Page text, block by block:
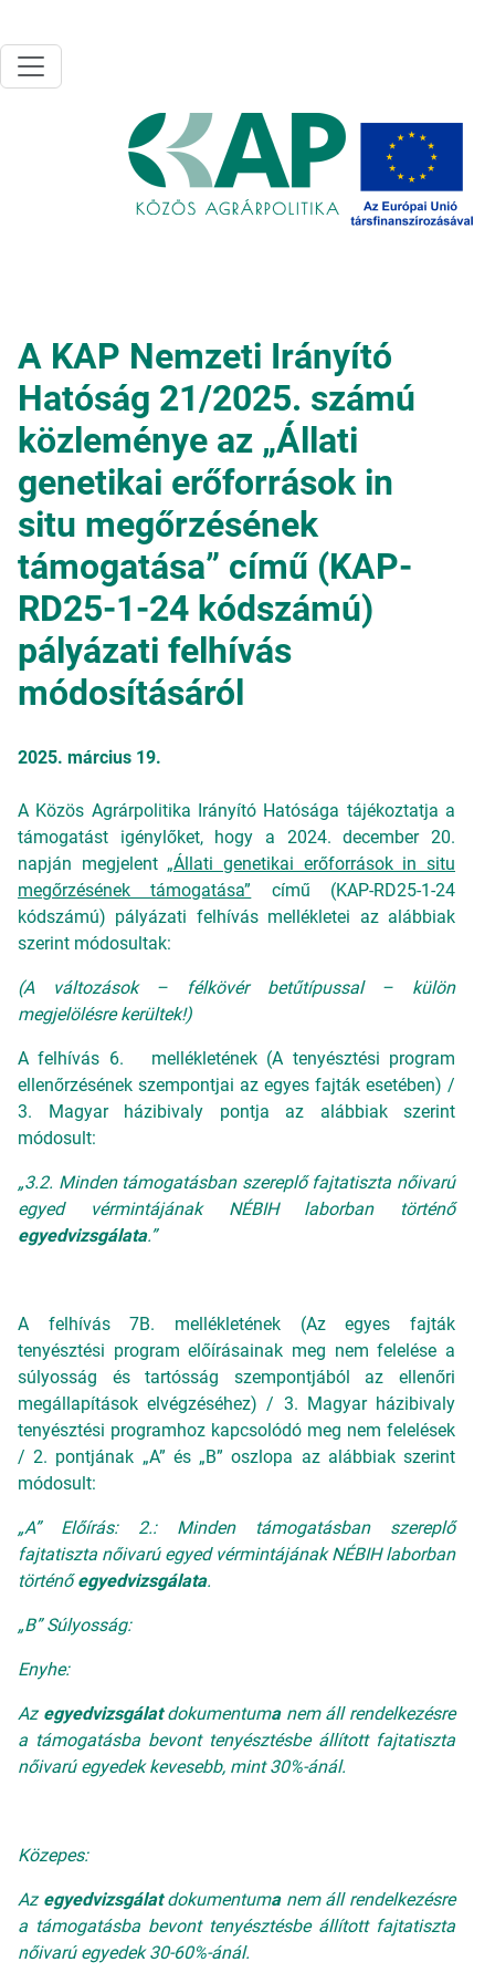
A KAP Nemzeti Irányító
Hatóság 21/2025. számú
közleménye az „Állati
genetikai erőforrások in
situ megőrzésének
támogatása” című (KAP-
RD25-1-24 kódszámú)
pályázati felhívás
módosításáról
2025. március 19.
A Közös Agrárpolitika Irányító Hatósága tájékoztatja a
támogatást igénylőket, hogy a 2024. december 20.
napján megjelent „Állati genetikai erőforrások in situ
megőrzésének támogatása” című (KAP-RD25-1-24
kódszámú) pályázati felhívás mellékletei az alábbiak
szerint módosultak:
(A változások – félkövér betűtípussal – külön
megjelölésre kerültek!)
A felhívás 6. mellékletének (A tenyésztési program
ellenőrzésének szempontjai az egyes fajták esetében) /
3. Magyar házibivaly pontja az alábbiak szerint
módosult:
„3.2. Minden támogatásban szereplő fajtatiszta nőivarú
egyed vérmintájának NÉBIH laborban történő
egyedvizsgálata.”
A felhívás 7B. mellékletének (Az egyes fajták
tenyésztési program előírásainak meg nem felelése a
súlyosság és tartósság szempontjából az ellenőri
megállapítások elvégzéséhez) / 3. Magyar házibivaly
tenyésztési programhoz kapcsolódó meg nem felelések
/ 2. pontjának „A” és „B” oszlopa az alábbiak szerint
módosult:
„A” Előírás: 2.: Minden támogatásban szereplő
fajtatiszta nőivarú egyed vérmintájának NÉBIH laborban
történőegyedvizsgálata.
„B” Súlyosság:
Enyhe:
Az egyedvizsgálatdokumentumanem áll rendelkezésre
a támogatásba bevont tenyésztésbe állított fajtatiszta
nőivarú egyedek kevesebb, mint 30%-ánál.
Közepes:
Az egyedvizsgálatdokumentumanem áll rendelkezésre
a támogatásba bevont tenyésztésbe állított fajtatiszta
nőivarú egyedek 30-60%-ánál.